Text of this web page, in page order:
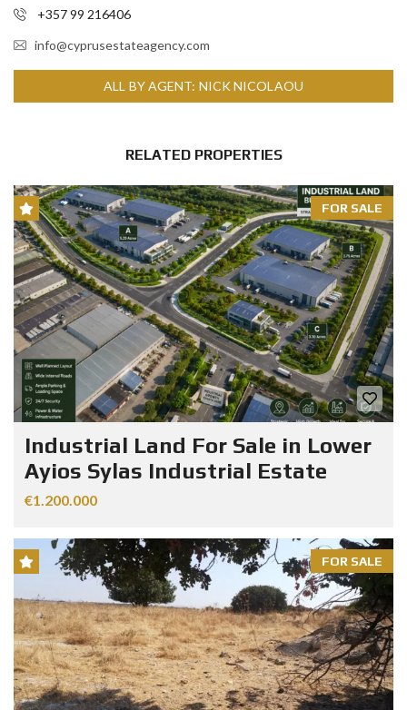
+357 99 216406
info@cyprusestateagency.com
ALL BY AGENT: NICK NICOLAOU
RELATED PROPERTIES
FOR SALE
Industrial Land For Sale in Lower
Ayios Sylas Industrial Estate
€1.200.000
FOR SALE